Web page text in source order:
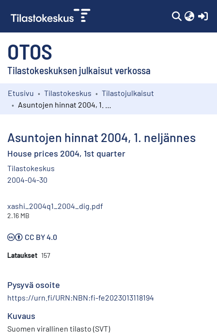
OTOS
Tilastokeskuksen julkaisut verkossa
Kokoelmat
Etusivu Tilastokeskus
Tilastojulkaisut
Asuntojen hinnat 2004, 1. neljännes
House prices 2004, 1st quarter
Tilastokeskus
2004-04-30
xashi_2004q1_2004_dig.pdf
2.16 MB
CC BY 4.0
Lataukset 157
Pysyvä osoite
https://urn.fi/URN:NBN:fi-fe2023013118194
Kuvaus
Suomen virallinen tilasto (SVT)